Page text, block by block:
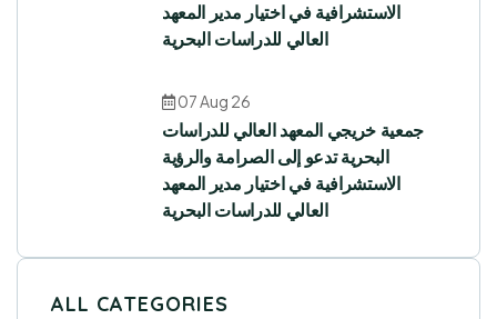
الاستشرافية في اختيار مدير المعهد
العالي للدراسات البحرية
07 Aug 26
جمعية خريجي المعهد العالي للدراسات
البحرية تدعو إلى الصرامة والرؤية
الاستشرافية في اختيار مدير المعهد
العالي للدراسات البحرية
ALL CATEGORIES